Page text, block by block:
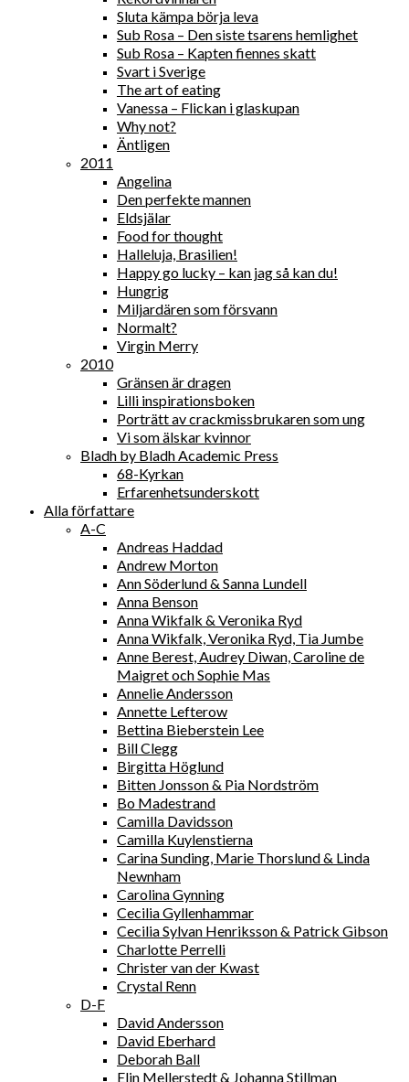
Sluta kämpa börja leva
Sub Rosa – Den siste tsarens hemlighet
Sub Rosa – Kapten fiennes skatt
Svart i Sverige
The art of eating
Vanessa – Flickan i glaskupan
Why not?
Äntligen
2011
Angelina
Den perfekte mannen
Eldsjälar
Food for thought
Halleluja, Brasilien!
Happy go lucky – kan jag så kan du!
Hungrig
Miljardären som försvann
Normalt?
Virgin Merry
2010
Gränsen är dragen
Lilli inspirationsboken
Porträtt av crackmissbrukaren som ung
Vi som älskar kvinnor
Bladh by Bladh Academic Press
68-Kyrkan
Erfarenhetsunderskott
Alla författare
A-C
Andreas Haddad
Andrew Morton
Ann Söderlund & Sanna Lundell
Anna Benson
Anna Wikfalk & Veronika Ryd
Anna Wikfalk, Veronika Ryd, Tia Jumbe
Anne Berest, Audrey Diwan, Caroline de
Maigret och Sophie Mas
Annelie Andersson
Annette Lefterow
Bettina Bieberstein Lee
Bill Clegg
Birgitta Höglund
Bitten Jonsson & Pia Nordström
Bo Madestrand
Camilla Davidsson
Camilla Kuylenstierna
Carina Sunding, Marie Thorslund & Linda
Newnham
Carolina Gynning
Cecilia Gyllenhammar
Cecilia Sylvan Henriksson & Patrick Gibson
Charlotte Perrelli
Christer van der Kwast
Crystal Renn
D-F
David Andersson
David Eberhard
Deborah Ball
Elin Mellerstedt & Johanna Stillman